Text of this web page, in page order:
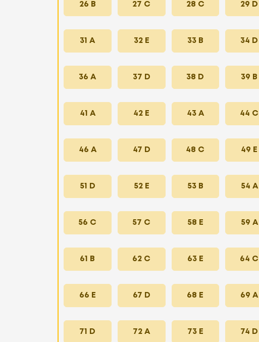
26 B 27 C 28 C 29 D
31 A 32 E 33 B 34 D
36 A 37 D 38 D 39 B
41 A 42 E 43 A 44 C
46 A 47 D 48 C 49 E
51 D 52 E 53 B 54 A
56 C 57 C 58 E 59 A
61 B 62 C 63 E 64 C
66 E 67 D 68 E 69 A
71 D 72 A 73 E 74 D